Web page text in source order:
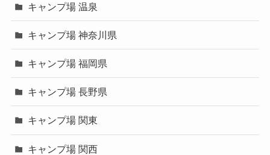
キャンプ場 温泉
キャンプ場 神奈川県
キャンプ場 福岡県
キャンプ場 長野県
キャンプ場 関東
キャンプ場 関西